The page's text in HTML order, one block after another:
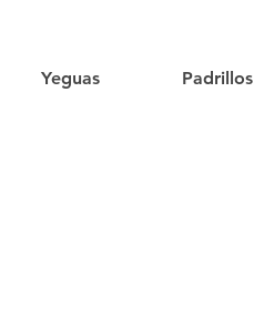
Yeguas Padrillos